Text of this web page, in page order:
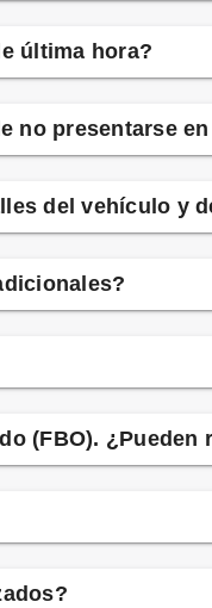
última hora?
no presentarse
del vehículo y
(FBO). ¿Pueden